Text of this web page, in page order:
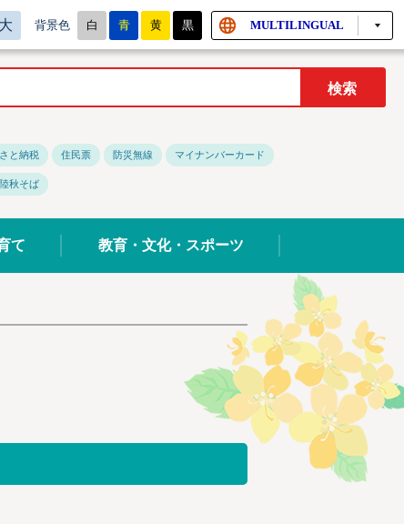
背景色 白 青 黄 黒 MULTILINGUAL
と納税 住民票 防災無線 マイナンバーカード
秋そば
て 教育・文化・スポーツ